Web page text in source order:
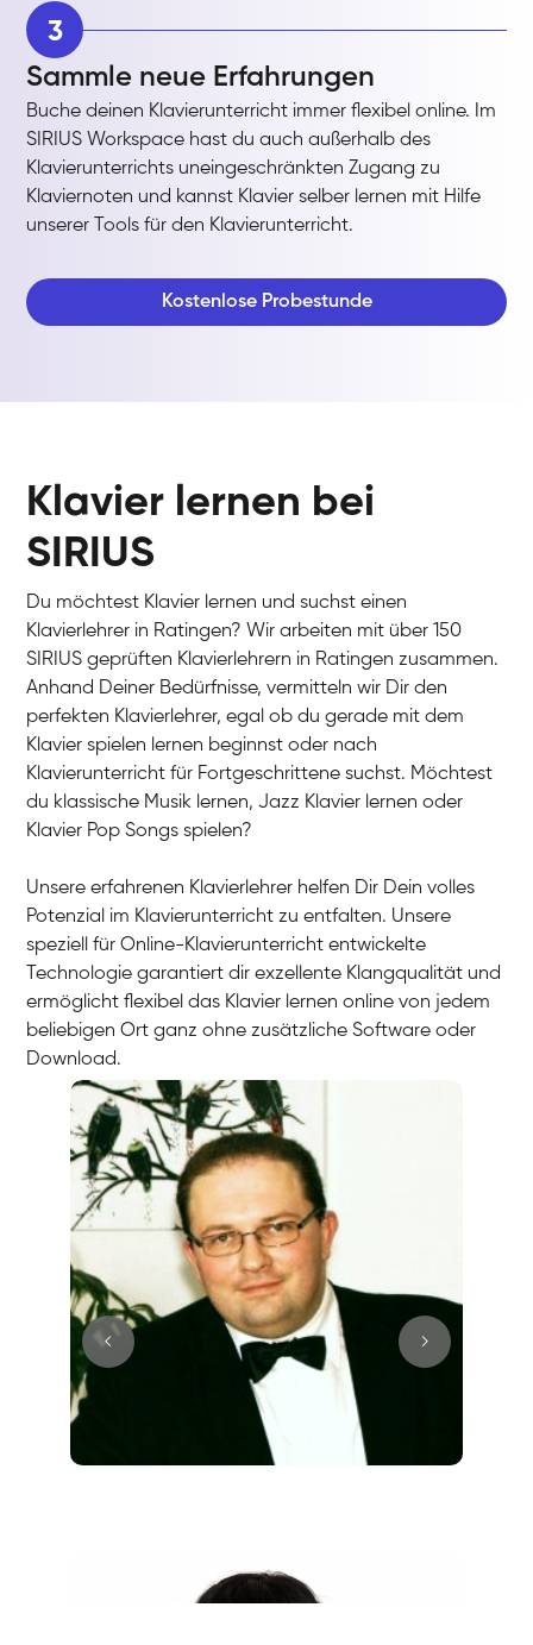
3
Sammle neue Erfahrungen
Buche deinen Klavierunterricht immer flexibel online. Im
SIRIUS Workspace hast du auch außerhalb des
Klavierunterrichts uneingeschränkten Zugang zu
Klaviernoten und kannst Klavier selber lernen mit Hilfe
unserer Tools für den Klavierunterricht.
Kostenlose Probestunde
Klavier lernen bei
SIRIUS
Du möchtest Klavier lernen und suchst einen
Klavierlehrer in Ratingen? Wir arbeiten mit über 150
SIRIUS geprüften Klavierlehrern in Ratingen zusammen.
Anhand Deiner Bedürfnisse, vermitteln wir Dir den
perfekten Klavierlehrer, egal ob du gerade mit dem
Klavier spielen lernen beginnst oder nach
Klavierunterricht für Fortgeschrittene suchst. Möchtest
du klassische Musik lernen, Jazz Klavier lernen oder
Klavier Pop Songs spielen?
Unsere erfahrenen Klavierlehrer helfen Dir Dein volles
Potenzial im Klavierunterricht zu entfalten. Unsere
speziell für Online-Klavierunterricht entwickelte
Technologie garantiert dir exzellente Klangqualität und
ermöglicht flexibel das Klavier lernen online von jedem
beliebigen Ort ganz ohne zusätzliche Software oder
Download.